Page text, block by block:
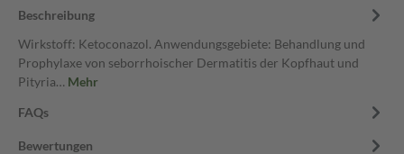
Beschreibung
Wirkstoff: Ketoconazol. Anwendungsgebiete: Behandlung und
Prophylaxe von seborrhoischer Dermatitis der Kopfhaut und
Pityria… Mehr
FAQs
Bewertungen